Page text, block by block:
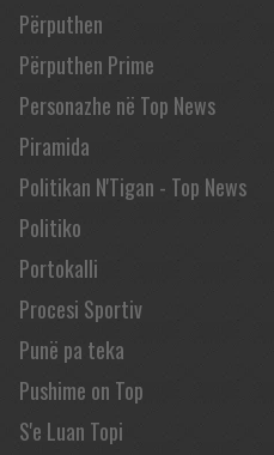
Përputhen
Përputhen Prime
Personazhe në Top News
Piramida
Politikan N'Tigan - Top News
Politiko
Portokalli
Procesi Sportiv
Punë pa teka
Pushime on Top
S'e Luan Topi